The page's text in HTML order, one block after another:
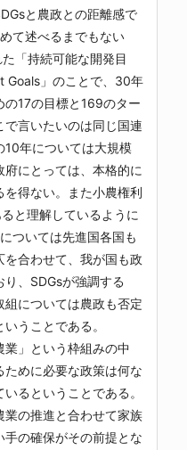
と農政との距離感で
て述べるまでもない
「持続可能な開発目
Goals」のことで、30年
の17の目標と169のター
言いたいのは同じ国連
10年については大規模
にとっては、本格的に
得ない。また小農権利
と理解しているように
ついては先進国各国も
合わせて、我が国も政
、SDGsが強調する
組については農政も否定
うことである。
」という枠組みの中
めに必要な政策は何な
るということである。
の推進と合わせて家族
の確保がその前提とな